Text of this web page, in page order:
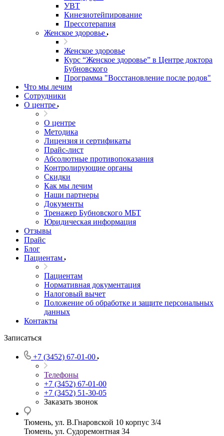
УВТ
Кинезиотейпирование
Прессотерапия
Женское здоровье
Женское здоровье
Курс “Женское здоровье” в Центре доктора
Бубновского
Программа "Восстановление после родов"
Что мы лечим
Сотрудники
О центре
О центре
Методика
Лицензия и сертификаты
Прайс-лист
Абсолютные противопоказания
Контролирующие органы
Скидки
Как мы лечим
Наши партнеры
Документы
Тренажер Бубновского МБТ
Юридическая информация
Отзывы
Прайс
Блог
Пациентам
Пациентам
Нормативная документация
Налоговый вычет
Положение об обработке и защите персональных
данных
Контакты
Записаться
+7 (3452) 67-01-00
Телефоны
+7 (3452) 67-01-00
+7 (3452) 51-30-05
Заказать звонок
Тюмень, ул. В.Гнаровской 10 корпус 3/4
Тюмень, ул. Судоремонтная 34